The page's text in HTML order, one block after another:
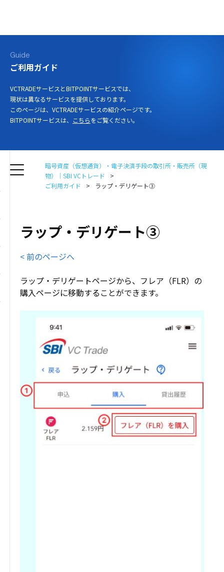
Guide
ご利用ガイド
VCTRADEサービスとBITPOINTサービスでは、
現状は異なるサービスを提供しております。
このページは、VCTRADEサービスの紹介ページです。
BITPOINTサービスは、
こちらをご覧ください。
暗号資産（仮想通貨）・電子決済手段の取引所・販売所（現
物）｜SBI VCトレード
ご利用ガイド
ラップ・デリゲート③
ラップ・デリゲート③
< 前のページへ
ラップ・デリゲートページから、フレア（FLR）の
購入ページに移動することができます。